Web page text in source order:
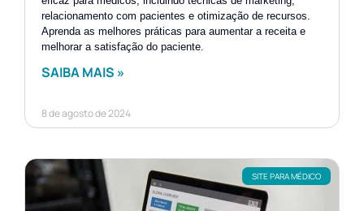
relacionamento com pacientes e otimização de recursos.
Aprenda as melhores práticas para aumentar a receita e
melhorar a satisfação do paciente.
SAIBA MAIS »
8 de agosto de 2024
SITE PARA MÉDICO